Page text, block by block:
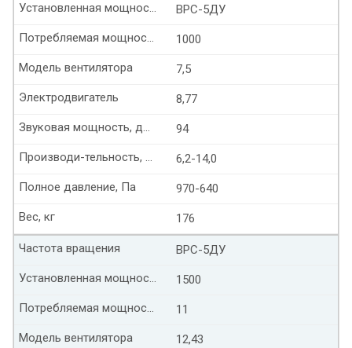
ВРС-5ДУ
Установленная мощность, кВт
1000
Потребляемая мощность, кВт
7,5
Модель вентилятора
8,77
Электродвигатель
94
Звуковая мощность, дБ(А)
6,2-14,0
Производи-тельность, тыс. м³/час
970-640
Полное давление, Па
176
Вес, кг
ВРС-5ДУ
Частота вращения
1500
Установленная мощность, кВт
11
Потребляемая мощность, кВт
12,43
Модель вентилятора